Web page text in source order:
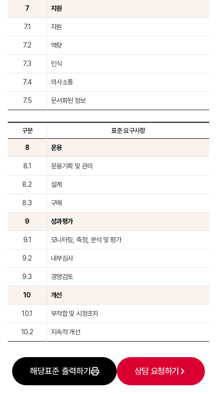
7 지원
7.1 자원
7.2 역량
7.3 인식
7.4 의사소통
7.5 문서화된 정보
구분 표준 요구사항
8 운용
8.1 운용기획 및 관리
8.2 설계
8.3 구매
9 성과평가
9.1 모니터링, 측정, 분석 및 평가
9.2 내부심사
9.3 경영검토
10 개선
10.1 부적합 및 시정조치
10.2 지속적 개선
해당표준 출력하기 상담 요청하기